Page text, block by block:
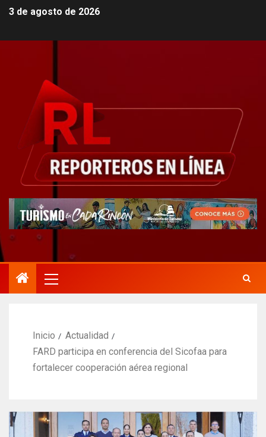
3 de agosto de 2026
Inicio
Actualidad
FARD participa en conferencia del Sicofaa para
fortalecer cooperación aérea regional